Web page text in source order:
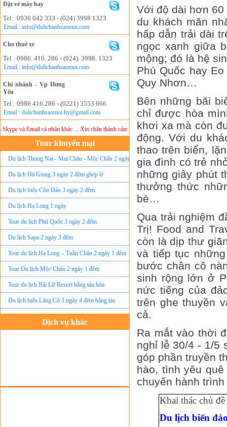
Đặt vé máy bay
Tel : 0936 042 333 - (024) 3998 1323
Email : info@dulichanhsaomoi.com
Cho thuê xe
Tel : 0986. 416. 286 - (024). 3998. 1323
Email : info@dulichanhsaomoi.com
Chi nhánh - Vp Hưng
Yên
Tel : 0986 416 286 - (0221) 3553 666
Email : dulichanhsaomoi.hy@gmail.com
Lưu ý:DU LỊCH ÁNH SAO MỚI
Email cá nhân khác ... Xin chân thành cảm ơn!
Tour khuyến mại
Du lịch Thung Nai - Mai Châu - Mộc Châu 2 ngày
ghép lẻ
Du lịch Hà Giang 3 ngày 2 đêm ghép lẻ
Du lịch biển Côn Đảo 3 ngày 2 đêm
Du lịch Hạ Long 1 ngày
Tour du lịch Phú Quốc 3 ngày 2 đêm
Du lịch Sapa 2 ngày 3 đêm
Tour du lịch Hạ Long – Tuần Châu 2 ngày 1 đêm
Tour Du lịch Mộc Châu 2 ngày 1 đêm
Tour du lịch Bãi Lữ Resort bằng tàu hỏa
Du lịch biển Lăng Cô 3 ngày 4 đêm bằng tàu
Dịch vụ khác
Đặt vé máy bay giá rẻ
Tour du lịch lễ hội
Cho thuê xe du lịch Hà Nội
Với độ dài hơn 60
du khách mãn
hấp dẫn trải dài
ngọc xanh giữa
mộng; đó là hệ
Phú Quốc hay
Quy Nhơn…
Bên những bãi
chỉ được hòa
khơi xa mà còn
động. Với du
thao trên biển,
gia đình có trẻ
những giây phút
thưởng thức
bè…
Qua trải nghiệm
Trị! Food and
còn là dịp thư
và tiếp tục
bước chân cô
sinh rộng lớn ở
nức tiếng của
trên ghe thuyền
cả.
Ra mắt vào thời
nghỉ lễ 30/4 - 1/5
góp phần truyền
hào, tình yêu
chuyến hành
Khai thác chủ
Du lịch biển